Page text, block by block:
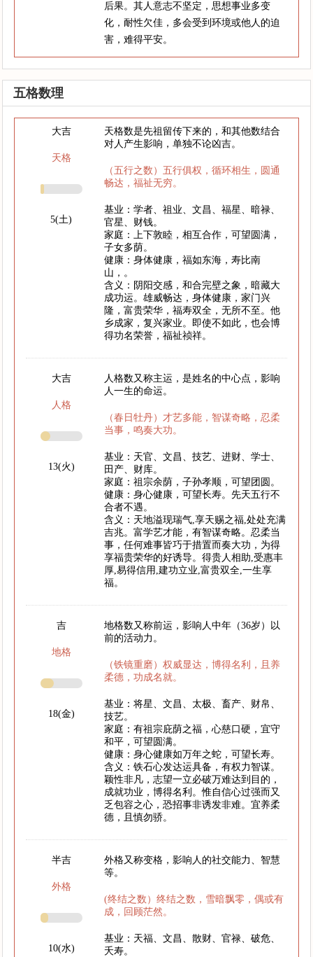
后果。其人意志不坚定，思想事业多变
化，耐性欠佳，多会受到环境或他人的迫
害，难得平安。
五格数理
大吉
天格
5(土)
天格数是先祖留传下来的，和其他数结合
对人产生影响，单独不论凶吉。
（五行之数）五行俱权，循环相生，圆通
畅达，福祉无穷。
基业：学者、祖业、文昌、福星、暗禄、
官星、财钱。
家庭：上下敦睦，相互合作，可望圆满，
子女多荫。
健康：身体健康，福如东海，寿比南
山，。
含义：阴阳交感，和合完壁之象，暗藏大
成功运。雄威畅达，身体健康，家门兴
隆，富贵荣华，福寿双全，无所不至。他
乡成家，复兴家业。即使不如此，也会博
得功名荣誉，福祉祯祥。
大吉
人格
13(火)
人格数又称主运，是姓名的中心点，影响
人一生的命运。
（春日牡丹）才艺多能，智谋奇略，忍柔
当事，鸣奏大功。
基业：天官、文昌、技艺、进财、学士、
田产、财库。
家庭：祖宗余荫，子孙孝顺，可望团圆。
健康：身心健康，可望长寿。先天五行不
合者不遇。
含义：天地溢现瑞气,享天赐之福,处处充满
吉兆。富学艺才能，有智谋奇略。忍柔当
事，任何难事皆巧于措置而奏大功，为得
享福贵荣华的好诱导。得贵人相助,受惠丰
厚,易得信用,建功立业,富贵双全,一生享
福。
吉
地格
18(金)
地格数又称前运，影响人中年（36岁）以
前的活动力。
（铁镜重磨）权威显达，博得名利，且养
柔德，功成名就。
基业：将星、文昌、太极、畜产、财帛、
技艺。
家庭：有祖宗庇荫之福，心慈口硬，宜守
和平，可望圆满。
健康：身心健康如万年之蛇，可望长寿。
含义：铁石心发达运具备，有权力智谋。
颖性非凡，志望一立必破万难达到目的，
成就功业，博得名利。惟自信心过强而又
乏包容之心，恐招事非诱发非难。宜养柔
德，且慎勿骄。
半吉
外格
10(水)
外格又称变格，影响人的社交能力、智慧
等。
(终结之数）终结之数，雪暗飘零，偶或有
成，回顾茫然。
基业：天福、文昌、散财、官禄、破危、
夭寿。